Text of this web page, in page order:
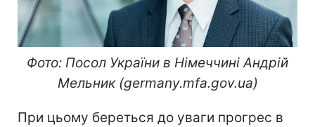
Фото: Посол України в Німеччині Андрій
Мельник (germany.mfa.gov.ua)
При цьому береться до уваги прогрес в